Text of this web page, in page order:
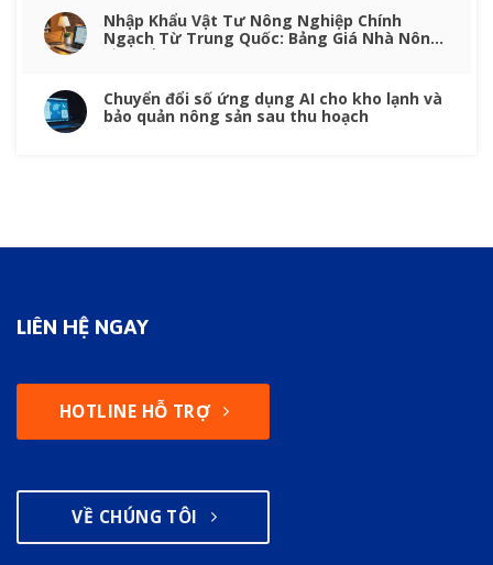
Nhập Khẩu Vật Tư Nông Nghiệp Chính
Ngạch Từ Trung Quốc: Bảng Giá Nhà Nông
Cần Nắm Rõ
Chuyển đổi số ứng dụng AI cho kho lạnh và
bảo quản nông sản sau thu hoạch
LIÊN HỆ NGAY
HOTLINE HỖ TRỢ
VỀ CHÚNG TÔI